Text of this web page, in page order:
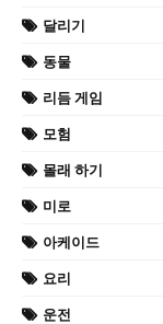
달리기
동물
리듬 게임
모험
몰래 하기
미로
아케이드
요리
운전